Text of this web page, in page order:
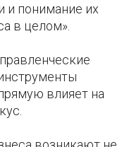
понимание их
в целом».
влияет на